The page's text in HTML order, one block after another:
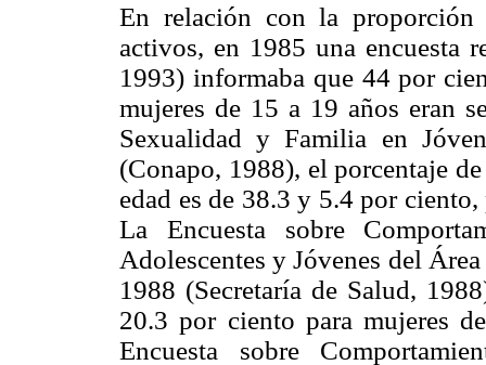
En relación con la proporción
activos, en 1985 una encuesta
1993) informaba que 44 por
mujeres de 15 a 19 años eran
Sexualidad y Familia en
(Conapo, 1988), el porcentaje
edad es de 38.3 y 5.4 por
La Encuesta sobre
Adolescentes y Jóvenes del
1988 (Secretaría de Salud,
20.3 por ciento para mujeres
Encuesta sobre